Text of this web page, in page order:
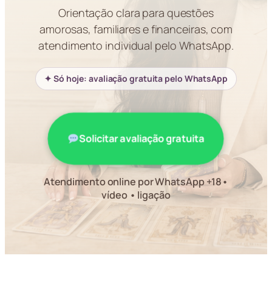
Orientação clara para questões
amorosas, familiares e financeiras, com
atendimento individual pelo WhatsApp.
✦ Só hoje: avaliação gratuita pelo WhatsApp
Solicitar avaliação gratuita
Atendimento online por WhatsApp +18•
vídeo • ligação